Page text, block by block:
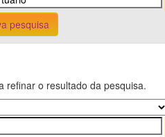
pesquisa
refinar o resultado da pesquisa.